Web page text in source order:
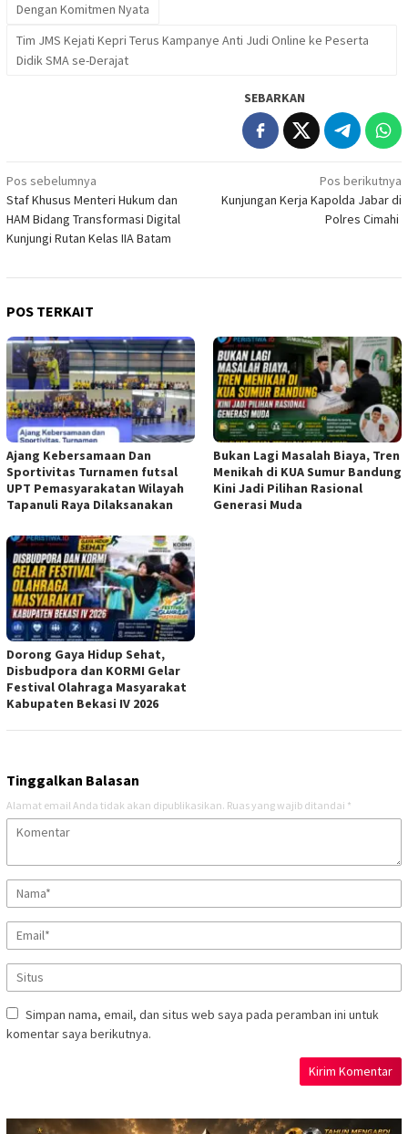
Dengan Komitmen Nyata
Tim JMS Kejati Kepri Terus Kampanye Anti Judi Online ke Peserta
Didik SMA se-Derajat
SEBARKAN
Navigasi
pos
Pos sebelumnya
Staf Khusus Menteri Hukum dan
HAM Bidang Transformasi Digital
Kunjungi Rutan Kelas IIA Batam
Pos berikutnya
Kunjungan Kerja Kapolda Jabar di
Polres Cimahi
POS TERKAIT
Ajang Kebersamaan Dan
Sportivitas Turnamen futsal
UPT Pemasyarakatan Wilayah
Tapanuli Raya Dilaksanakan
Bukan Lagi Masalah Biaya, Tren
Menikah di KUA Sumur Bandung
Kini Jadi Pilihan Rasional
Generasi Muda
Dorong Gaya Hidup Sehat,
Disbudpora dan KORMI Gelar
Festival Olahraga Masyarakat
Kabupaten Bekasi IV 2026
Tinggalkan Balasan
Alamat email Anda tidak akan dipublikasikan. Ruas yang wajib ditandai *
Simpan nama, email, dan situs web saya pada peramban ini untuk
komentar saya berikutnya.